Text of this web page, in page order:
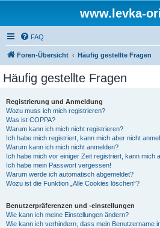
www.levka-
FAQ
Foren-Übersicht Häufig gestellte Fragen
Häufig gestellte Fragen
Registrierung und Anmeldung
Wozu muss ich mich registrieren?
Was ist COPPA?
Warum kann ich mich nicht registrieren?
Ich habe mich registriert, kann mich aber nicht
Warum kann ich mich nicht anmelden?
Ich habe mich vor einiger Zeit registriert, kann mich
Ich habe mein Passwort vergessen!
Warum werde ich automatisch abgemeldet?
Wozu ist die Funktion „Alle Cookies löschen“?
Benutzerpräferenzen und -einstellungen
Wie kann ich meine Einstellungen ändern?
Wie kann ich verhindern, dass mein Benutzername